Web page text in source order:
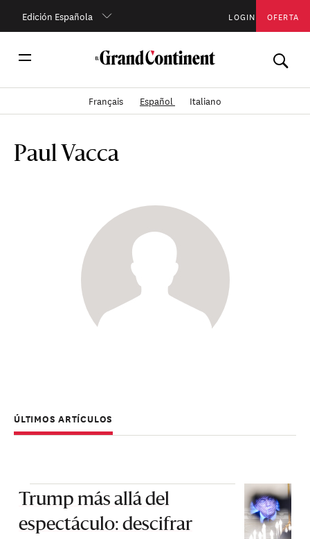
Edición Española LOGIN OFERTA
Français Español Italiano
Paul Vacca
ÚLTIMOS ARTÍCULOS
Trump más allá del
espectáculo: descifrar